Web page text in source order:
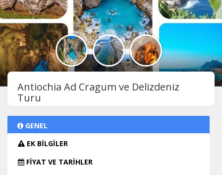
Antiochia Ad Cragum ve Delizdeniz
Turu
GENEL
EK BİLGİLER
FİYAT VE TARİHLER